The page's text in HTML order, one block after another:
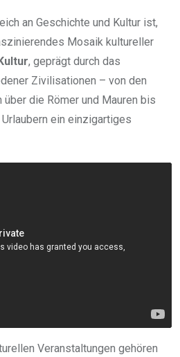
an Geschichte und Kultur ist,
Mosaik kultureller
, geprägt durch das
Zivilisationen – von den
die Römer und Mauren bis
ein einzigartiges
Veranstaltungen gehören